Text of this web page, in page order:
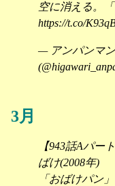
空に消える。
https://t.co/
— アンパンマ
3月
【943話Aパー
ばけ(2008年)
「おばけパン